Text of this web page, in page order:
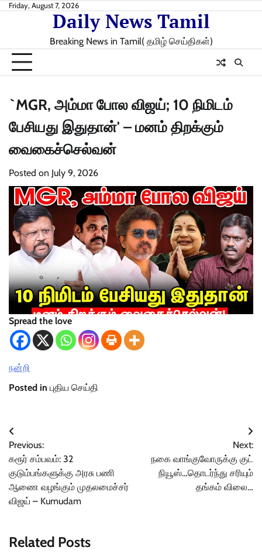
SkipFriday, August 7, 2026
Daily News Tamil
Breaking News in Tamil( தமிழ் செய்திகள்)
`MGR, அம்மா போல விஜய்; 10 நிமிடம்
பேசியது இதுதான்' – மனம் திறக்கும்
வைகைச்செல்வன்
Posted on July 9, 2026
Spread the love
நன்றி
Posted in புதிய செய்தி
Post
navigation
Previous:
கரூர் சம்பவம்: 32
குடும்பங்களுக்கு அரசு பணி
ஆணை வழங்கும் முதலமைச்சர்
விஜய் – Kumudam
Next:
நகை வாங்குவோருக்கு குட்
நியூஸ்…தொடர்ந்து சரியும்
தங்கம் விலை…
Related Posts